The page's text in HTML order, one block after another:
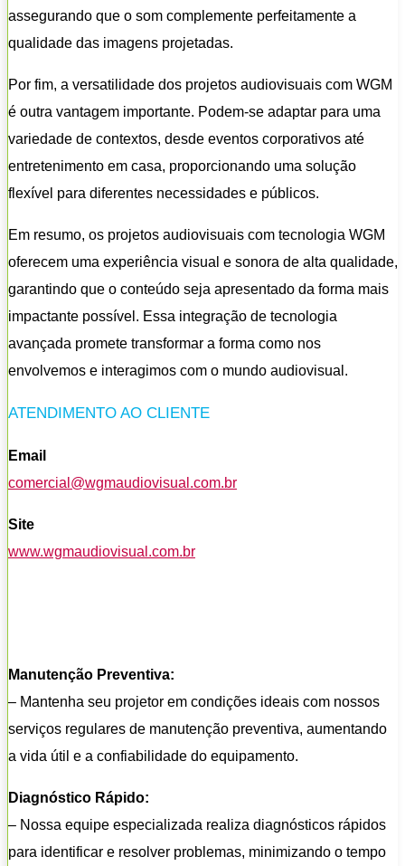
assegurando que o som complemente perfeitamente a
qualidade das imagens projetadas.
Por fim, a versatilidade dos projetos audiovisuais com WGM
é outra vantagem importante. Podem-se adaptar para uma
variedade de contextos, desde eventos corporativos até
entretenimento em casa, proporcionando uma solução
flexível para diferentes necessidades e públicos.
Em resumo, os projetos audiovisuais com tecnologia WGM
oferecem uma experiência visual e sonora de alta qualidade,
garantindo que o conteúdo seja apresentado da forma mais
impactante possível. Essa integração de tecnologia
avançada promete transformar a forma como nos
envolvemos e interagimos com o mundo audiovisual.
ATENDIMENTO AO CLIENTE
Email
comercial@wgmaudiovisual.com.br
Site
www.wgmaudiovisual.com.br
Manutenção Preventiva:
– Mantenha seu projetor em condições ideais com nossos
serviços regulares de manutenção preventiva, aumentando
a vida útil e a confiabilidade do equipamento.
Diagnóstico Rápido:
– Nossa equipe especializada realiza diagnósticos rápidos
para identificar e resolver problemas, minimizando o tempo